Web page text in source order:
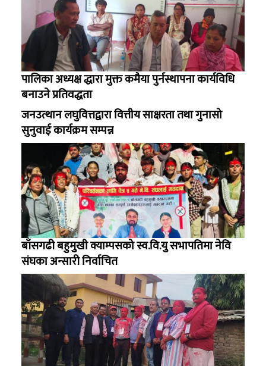
पालिका अध्यक्ष द्धारा मुक्त कमैया पुर्नस्थापना कार्यविधि
बनाउने प्रतिवद्धता
जनउत्थान लघुवित्तद्वारा वित्तीय साक्षरता तथा गुनासो
सुनुवाई कार्यक्रम सम्पन्न
बाँसगढी बहुुमुुखी क्याम्पसको स्व.वि.युु सभापतिमा नेवि
संघका अन्सारी निर्वाचित